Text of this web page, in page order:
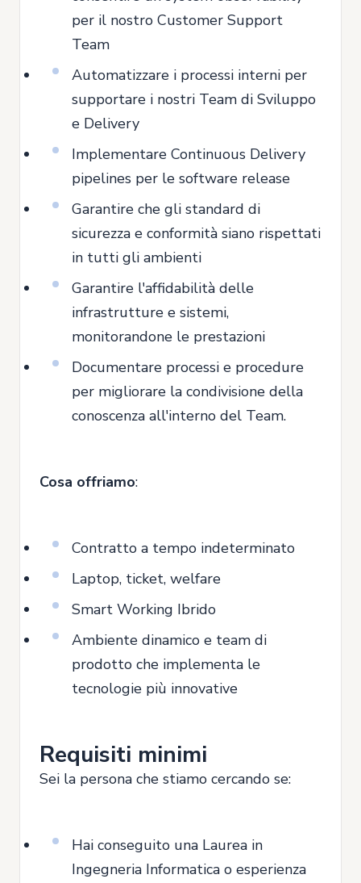
per il nostro Customer Support
Team
Automatizzare i processi interni per
supportare i nostri Team di Sviluppo
e Delivery
Implementare Continuous Delivery
pipelines per le software release
Garantire che gli standard di
sicurezza e conformità siano rispettati
in tutti gli ambienti
Garantire l'affidabilità delle
infrastrutture e sistemi,
monitorandone le prestazioni
Documentare processi e procedure
per migliorare la condivisione della
conoscenza all'interno del Team.
Cosa offriamo:
Contratto a tempo indeterminato
Laptop, ticket, welfare
Smart Working Ibrido
Ambiente dinamico e team di
prodotto che implementa le
tecnologie più innovative
Requisiti minimi
Sei la persona che stiamo cercando se:
Hai conseguito una Laurea in
Ingegneria Informatica o esperienza